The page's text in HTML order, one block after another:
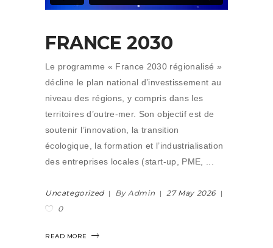
FRANCE 2030
Le programme « France 2030 régionalisé »
décline le plan national d’investissement au
niveau des régions, y compris dans les
territoires d’outre-mer. Son objectif est de
soutenir l’innovation, la transition
écologique, la formation et l’industrialisation
des entreprises locales (start-up, PME,
Uncategorized By Admin
27 May 2026
0
READ MORE